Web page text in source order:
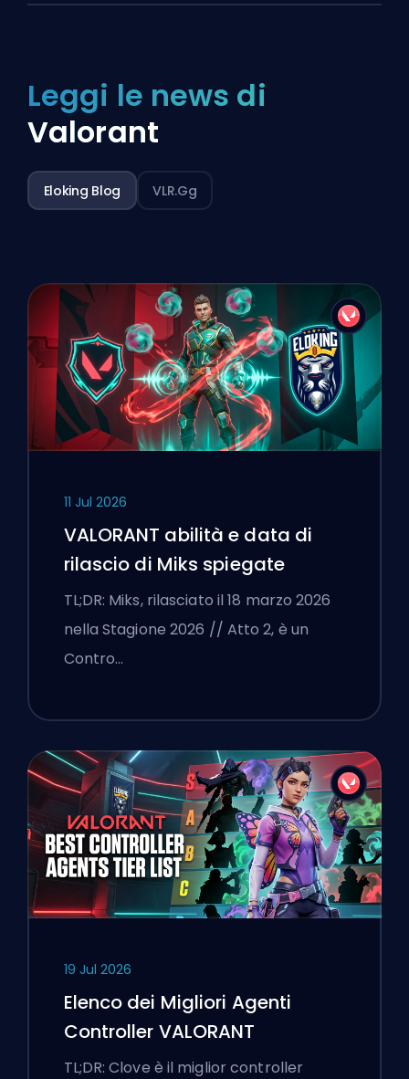
Leggi le news di
Valorant
Eloking Blog VLR.gg
11 Jul 2026
VALORANT abilità e data di
rilascio di Miks spiegate
TL;DR: Miks, rilasciato il 18 marzo 2026
nella Stagione 2026 // Atto 2, è un
Contro…
19 Jul 2026
Elenco dei Migliori Agenti
Controller VALORANT
TL;DR: Clove è il miglior controller